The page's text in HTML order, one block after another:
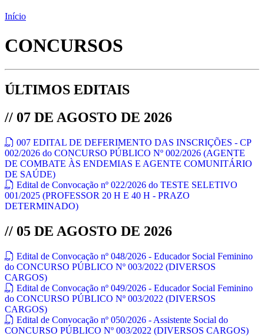
Início
CONCURSOS
ÚLTIMOS EDITAIS
// 07 DE AGOSTO DE 2026
007 EDITAL DE DEFERIMENTO DAS INSCRIÇÕES - CP
002/2026 do CONCURSO PÚBLICO Nº 002/2026 (AGENTE
DE COMBATE ÀS ENDEMIAS E AGENTE COMUNITÁRIO
DE SAÚDE)
Edital de Convocação nº 022/2026 do TESTE SELETIVO
001/2025 (PROFESSOR 20 H E 40 H - PRAZO
DETERMINADO)
// 05 DE AGOSTO DE 2026
Edital de Convocação nº 048/2026 - Educador Social Feminino
do CONCURSO PÚBLICO Nº 003/2022 (DIVERSOS
CARGOS)
Edital de Convocação nº 049/2026 - Educador Social Feminino
do CONCURSO PÚBLICO Nº 003/2022 (DIVERSOS
CARGOS)
Edital de Convocação nº 050/2026 - Assistente Social do
CONCURSO PÚBLICO Nº 003/2022 (DIVERSOS CARGOS)